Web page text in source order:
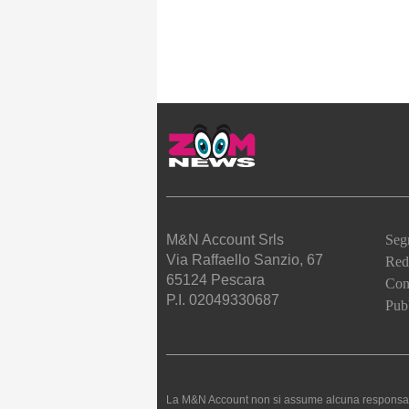
M&N Account Srls
Via Raffaello Sanzio, 67
65124 Pescara
P.I. 02049330687
La M&N Account non si assume alcuna